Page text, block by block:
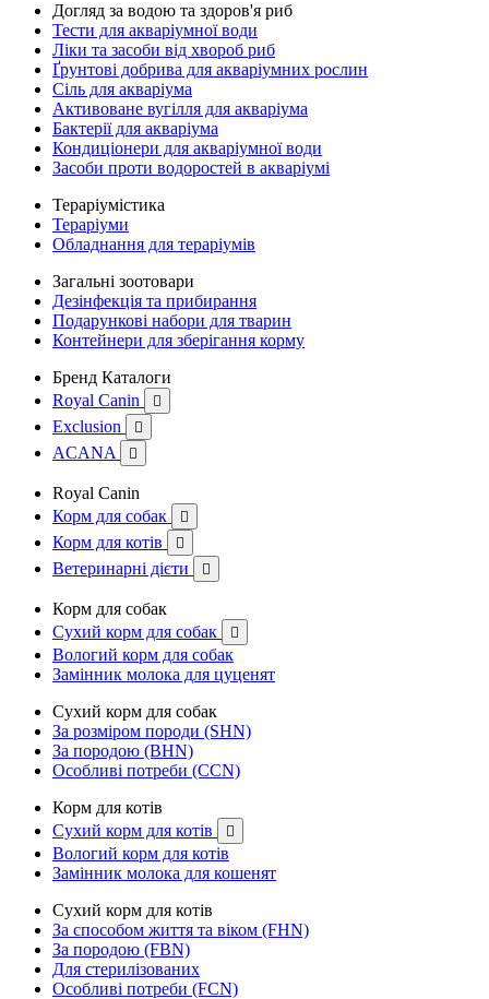
Догляд за водою та здоров'я риб
Тести для акваріумної води
Ліки та засоби від хвороб риб
Ґрунтові добрива для акваріумних рослин
Сіль для акваріума
Активоване вугілля для акваріума
Бактерії для акваріума
Кондиціонери для акваріумної води
Засоби проти водоростей в акваріумі
Тераріумістика
Тераріуми
Обладнання для тераріумів
Загальні зоотовари
Дезінфекція та прибирання
Подарункові набори для тварин
Контейнери для зберігання корму
Бренд Каталоги
Royal Canin

Exclusion 
ACANA 
Royal Canin
Корм для собак

Корм для котів 
Ветеринарні дієти 
Корм для собак
Сухий корм для собак

Вологий корм для собак
Замінник молока для цуценят
Сухий корм для собак
За розміром породи (SHN)
За породою (BHN)
Особливі потреби (CCN)
Корм для котів
Сухий корм для котів

Вологий корм для котів
Замінник молока для кошенят
Сухий корм для котів
За способом життя та віком (FHN)
За породою (FBN)
Для стерилізованих
Особливі потреби (FCN)